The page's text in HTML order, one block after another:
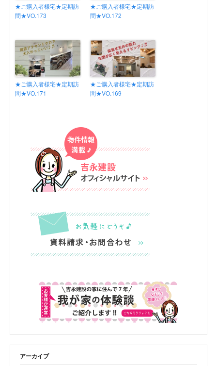
★ご購入者様宅★定期訪
問★VO.173
★ご購入者様宅★定期訪
問★VO.172
★ご購入者様宅★定期訪
問★VO.171
★ご購入者様宅★定期訪
問★VO.169
アーカイブ